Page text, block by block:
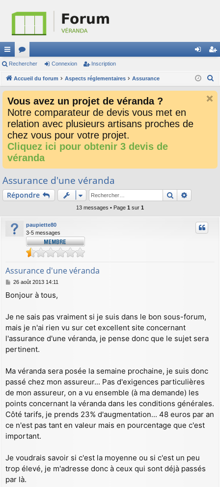
ac
co
ci
or
u
s
ne cri
Rechercher Connexion Inscription
Accueil du forum Aspects réglementaires Assurance
Vous avez un projet de véranda ?
Notre comparateur de devis vous met en
relation avec plusieurs artisans proches de
chez vous pour votre projet.
Cliquez ici pour obtenir 3 devis de
véranda
Assurance d'une véranda
Répondre Rechercher
13 messages • Page 1 sur 1
paupiette80
3-5 messages
Assurance d'une véranda
M
s
g
e
26 août 2013 14:11
Bonjour à tous,
Je ne sais pas vraiment si je suis dans le bon sous-forum,
mais je n'ai rien vu sur cet excellent site concernant
l'assurance d'une véranda, je pense donc que le sujet sera
pertinent.
Ma véranda sera posée la semaine prochaine, je suis donc
passé chez mon assureur... Pas d'exigences particulières
de mon assureur, on a vu ensemble (à ma demande) les
points concernant la véranda dans les conditions générales.
Côté tarifs, je prends 23% d'augmentation... 48 euros par an
ce n'est pas tant en valeur mais en pourcentage que c'est
important.
Je voudrais savoir si c'est la moyenne ou si c'est un peu
trop élevé, je m'adresse donc à ceux qui sont déjà passés
par là.